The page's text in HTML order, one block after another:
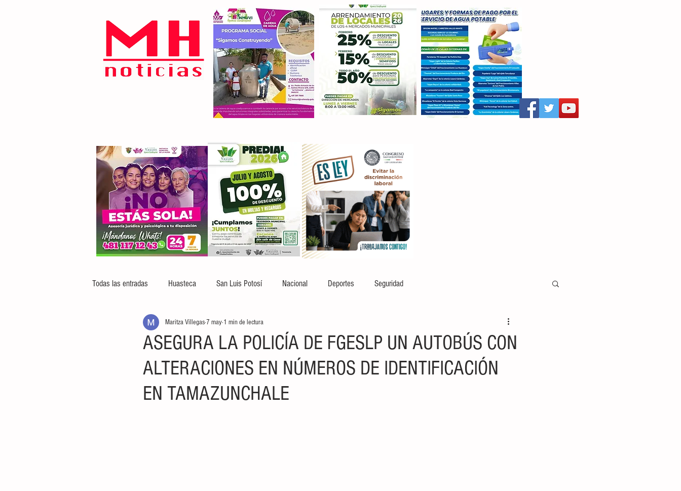
Todas las entradas Huasteca San Luis Potosí Nacional Deportes Seguridad
ASEGURA LA POLICÍA DE FGESLP UN AUTOBÚS CON
ALTERACIONES EN NÚMEROS DE IDENTIFICACIÓN
EN TAMAZUNCHALE
Maritza Villegas7 may 1 min de lectura